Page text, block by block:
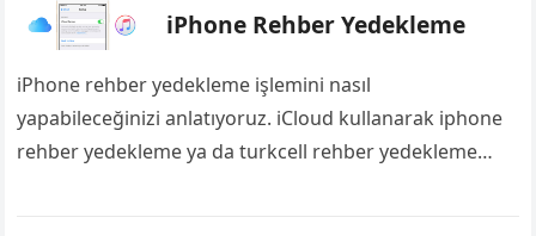
iPhone Rehber Yedekleme
iPhone rehber yedekleme işlemini nasıl
yapabileceğinizi anlatıyoruz. iCloud kullanarak iphone
rehber yedekleme ya da turkcell rehber yedekleme